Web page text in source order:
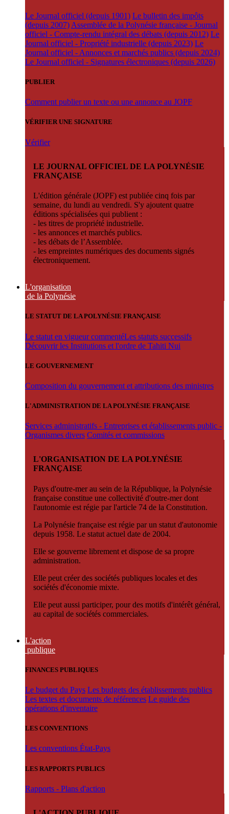
Le Journal officiel (depuis 1901) Le bulletin des impôts
(depuis 2007) Assemblée de la Polynésie française - Journal
officiel - Compte-rendu intégral des débats (depuis 2012) Le
Journal officiel - Propriété industrielle (depuis 2023) Le
Journal officiel - Annonces et marchés publics (depuis 2024)
Le Journal officiel - Signatures électroniques (depuis 2026)
PUBLIER
Comment publier un texte ou une annonce au JOPF
VÉRIFIER UNE SIGNATURE
Vérifier
LE JOURNAL OFFICIEL DE LA POLYNÉSIE
FRANÇAISE
L'édition générale (JOPF) est publiée cinq fois par
semaine, du lundi au vendredi. S'y ajoutent quatre
éditions spécialisées qui publient :
- les titres de propriété industrielle.
- les annonces et marchés publics.
- les débats de l’Assemblée.
- les empreintes numériques des documents signés
électroniquement.
L'organisation
de la Polynésie
LE STATUT DE LA POLYNÉSIE FRANÇAISE
Le statut en vigueur commentéLes statuts successifs
Découvrir les Institutions et l'ordre de Tahiti Nui
LE GOUVERNEMENT
Composition du gouvernement et attributions des ministres
L'ADMINISTRATION DE LA POLYNÉSIE FRANÇAISE
Services administratifs - Entreprises et établissements public -
Organismes divers Comités et commissions
L'ORGANISATION DE LA POLYNÉSIE
FRANÇAISE
Pays d'outre-mer au sein de la République, la Polynésie
française constitue une collectivité d'outre-mer dont
l'autonomie est régie par l'article 74 de la Constitution.
La Polynésie française est régie par un statut d'autonomie
depuis 1958. Le statut actuel date de 2004.
Elle se gouverne librement et dispose de sa propre
administration.
Elle peut créer des sociétés publiques locales et des
sociétés d'économie mixte.
Elle peut aussi participer, pour des motifs d'intérêt général,
au capital de sociétés commerciales.
L'action
publique
FINANCES PUBLIQUES
Le budget du Pays Les budgets des établissements publics
Les textes et documents de références Le guide des
opérations d'inventaire
LES CONVENTIONS
Les conventions État-Pays
LES RAPPORTS PUBLICS
Rapports - Plans d'action